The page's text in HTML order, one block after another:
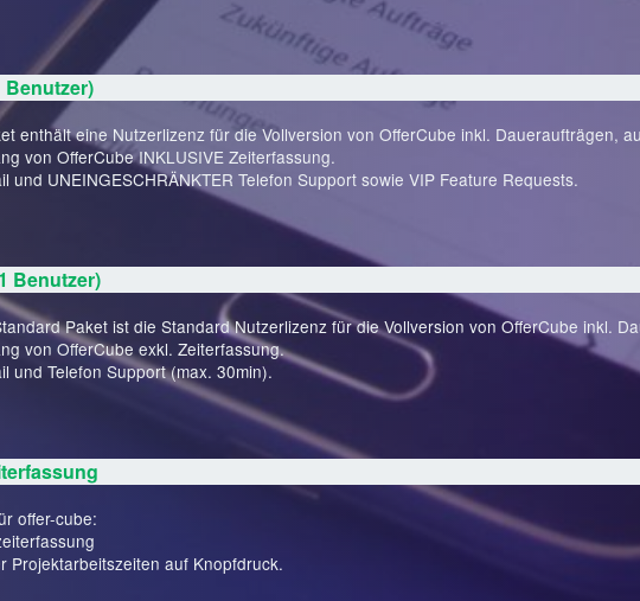
Benutzer)
enthält eine Nutzerlizenz für die Vollversion von OfferCube inkl. Daueraufträgen,
von OfferCube INKLUSIVE Zeiterfassung.
und UNEINGESCHRÄNKTER Telefon Support sowie VIP Feature Requests.
Benutzer)
Paket ist die Standard Nutzerlizenz für die Vollversion von OfferCube inkl.
von OfferCube exkl. Zeiterfassung.
und Telefon Support (max. 30min).
offer-cube:
Projektarbeitszeiten auf Knopfdruck.